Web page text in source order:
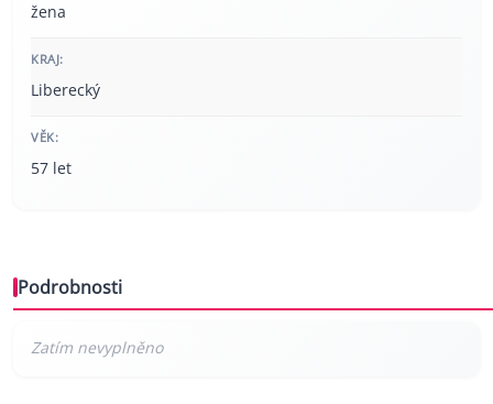
žena
KRAJ:
Liberecký
VĚK:
57 let
Podrobnosti